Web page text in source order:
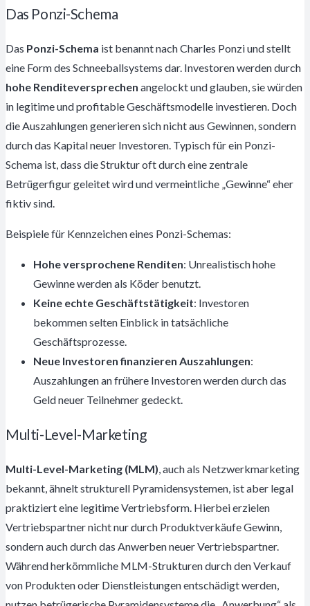
Das Ponzi-Schema
Das Ponzi-Schema ist benannt nach Charles Ponzi und stellt
eine Form des Schneeballsystems dar. Investoren werden durch
hohe Renditeversprechen angelockt und glauben, sie würden
in legitime und profitable Geschäftsmodelle investieren. Doch
die Auszahlungen generieren sich nicht aus Gewinnen, sondern
durch das Kapital neuer Investoren. Typisch für ein Ponzi-
Schema ist, dass die Struktur oft durch eine zentrale
Betrügerfigur geleitet wird und vermeintliche „Gewinne“ eher
fiktiv sind.
Beispiele für Kennzeichen eines Ponzi-Schemas:
Hohe versprochene Renditen: Unrealistisch hohe
Gewinne werden als Köder benutzt.
Keine echte Geschäftstätigkeit: Investoren
bekommen selten Einblick in tatsächliche
Geschäftsprozesse.
Neue Investoren finanzieren Auszahlungen:
Auszahlungen an frühere Investoren werden durch das
Geld neuer Teilnehmer gedeckt.
Multi-Level-Marketing
Multi-Level-Marketing (MLM), auch als Netzwerkmarketing
bekannt, ähnelt strukturell Pyramidensystemen, ist aber legal
praktiziert eine legitime Vertriebsform. Hierbei erzielen
Vertriebspartner nicht nur durch Produktverkäufe Gewinn,
sondern auch durch das Anwerben neuer Vertriebspartner.
Während herkömmliche MLM-Strukturen durch den Verkauf
von Produkten oder Dienstleistungen entschädigt werden,